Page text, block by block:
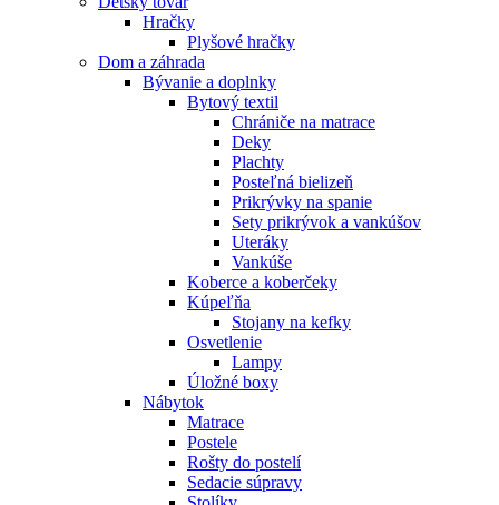
Hračky
Plyšové hračky
Dom a záhrada
Bývanie a doplnky
Bytový textil
Chrániče na matrace
Deky
Plachty
Posteľná bielizeň
Prikrývky na spanie
Sety prikrývok a vankúšov
Uteráky
Vankúše
Koberce a koberčeky
Kúpeľňa
Stojany na kefky
Osvetlenie
Lampy
Úložné boxy
Nábytok
Matrace
Postele
Rošty do postelí
Sedacie súpravy